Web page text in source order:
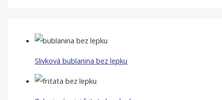
Slivková bublanina bez lepku